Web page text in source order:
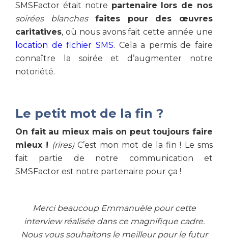
SMSFactor était notre partenaire lors de nos
soirées blanchesfaites pour des œuvres
caritatives, où nous avons fait cette année une
location de fichier SMS. Cela a permis de faire
connaître la soirée et d’augmenter notre
notoriété.
Le petit mot de la fin ?
On fait au mieux mais on peut toujours faire
mieux ! (rires)C’est mon mot de la fin ! Le sms
fait partie de notre communication et
SMSFactor est notre partenaire pour ça !
Merci beaucoup Emmanuèle pour cette
interview réalisée dans ce magnifique cadre.
Nous vous souhaitons le meilleur pour le futur